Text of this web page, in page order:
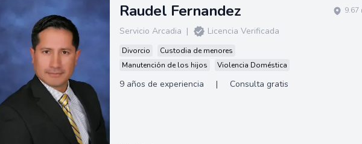
Raudel Fernandez
Servicio Arcadia | Licencia Verificada
Divorcio
Custodia de menores
Manutención de los hijos
Violencia Doméstica
9 años de experiencia | Consulta gratis
9.67